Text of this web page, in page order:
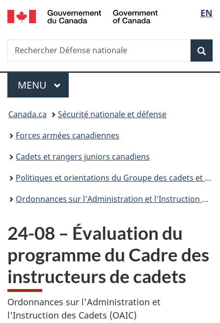
Passer
au
principal
Passer
à
Au
du
Passer
à
version
simplifiée
de
la
EN
Recherche
Rechercher
Défense
Menu
MENU PRINCIPAL
Vous
êtes
ici :
Canada.ca
Sécurité nationale et défense
Forces armées canadiennes
Cadets et rangers juniors canadiens
Politiques et orientations du Groupe des cadets et rangers juniors canadiens
Ordonnances sur l'Administration et l'Instruction des Cadets (OAIC)
24-08 – Évaluation du
programme du Cadre des
instructeurs de cadets
Ordonnances sur l'Administration et
l'Instruction des Cadets (OAIC)